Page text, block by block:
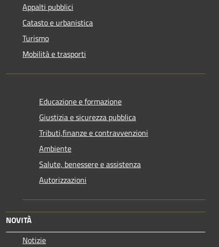
Appalti pubblici
Catasto e urbanistica
Turismo
Mobilità e trasporti
Educazione e formazione
Giustizia e sicurezza pubblica
Tributi,finanze e contravvenzioni
Ambiente
Salute, benessere e assistenza
Autorizzazioni
NOVITÀ
Notizie